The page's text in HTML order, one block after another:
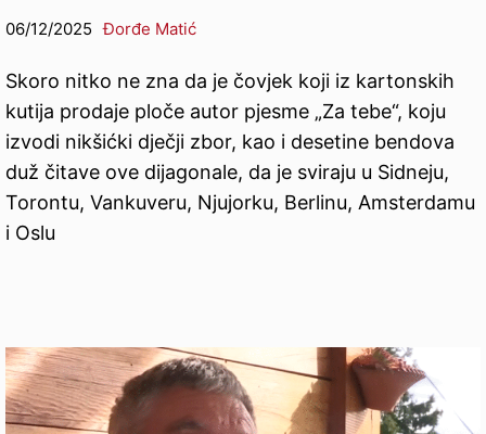
06/12/2025 Đorđe Matić
Skoro nitko ne zna da je čovjek koji iz kartonskih
kutija prodaje ploče autor pjesme „Za tebe“, koju
izvodi nikšićki dječji zbor, kao i desetine bendova
duž čitave ove dijagonale, da je sviraju u Sidneju,
Torontu, Vankuveru, Njujorku, Berlinu, Amsterdamu
i Oslu